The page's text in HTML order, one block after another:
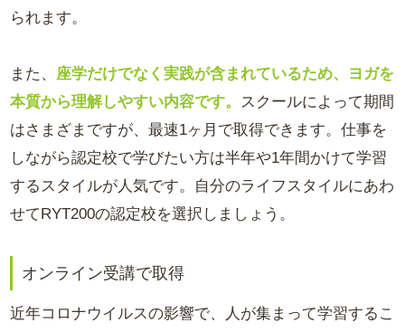
られます。
また、 座学だけでなく実践が含まれているため、ヨガを
本質から理解しやすい内容です。 スクールによって期間
はさまざまですが、最速1ヶ月で取得できます。仕事を
しながら認定校で学びたい方は半年や1年間かけて学習
するスタイルが人気です。自分のライフスタイルにあわ
せてRYT200の認定校を選択しましょう。
オンライン受講で取得
近年コロナウイルスの影響で、人が集まって学習するこ